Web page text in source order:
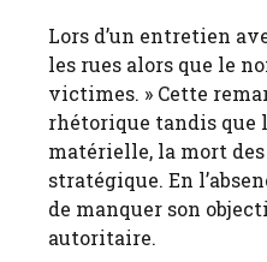
Lors d’un entretien
les rues alors que le
victimes. » Cette
rhétorique tandis que
matérielle, la mort
stratégique. En
de manquer son
autoritaire.